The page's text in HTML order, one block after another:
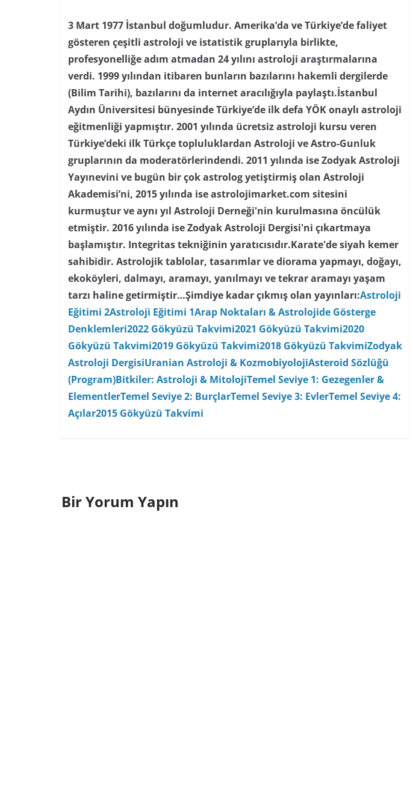
3 Mart 1977 İstanbul doğumludur. Amerika’da ve Türkiye’de faliyet
gösteren çeşitli astroloji ve istatistik gruplarıyla birlikte,
profesyonelliğe adım atmadan 24 yılını astroloji araştırmalarına
verdi. 1999 yılından itibaren bunların bazılarını hakemli dergilerde
(Bilim Tarihi), bazılarını da internet aracılığıyla paylaştı.İstanbul
Aydın Üniversitesi bünyesinde Türkiye’de ilk defa YÖK onaylı astroloji
eğitmenliği yapmıştır. 2001 yılında ücretsiz astroloji kursu veren
Türkiye’deki ilk Türkçe topluluklardan Astroloji ve Astro-Gunluk
gruplarının da moderatörlerindendi. 2011 yılında ise Zodyak Astroloji
Yayınevini ve bugün bir çok astrolog yetiştirmiş olan Astroloji
Akademisi’ni, 2015 yılında ise astrolojimarket.com sitesini
kurmuştur ve aynı yıl Astroloji Derneği'nin kurulmasına öncülük
etmiştir. 2016 yılında ise Zodyak Astroloji Dergisi'ni çıkartmaya
başlamıştır. Integritas tekniğinin yaratıcısıdır.Karate'de siyah kemer
sahibidir. Astrolojik tablolar, tasarımlar ve diorama yapmayı, doğayı,
ekoköyleri, dalmayı, aramayı, yanılmayı ve tekrar aramayı yaşam
tarzı haline getirmiştir…Şimdiye kadar çıkmış olan yayınları:Astroloji
Eğitimi 2Astroloji Eğitimi 1Arap Noktaları & Astrolojide Gösterge
Denklemleri2022 Gökyüzü Takvimi2021 Gökyüzü Takvimi2020
Gökyüzü Takvimi2019 Gökyüzü Takvimi2018 Gökyüzü TakvimiZodyak
Astroloji DergisiUranian Astroloji & KozmobiyolojiAsteroid Sözlüğü
(Program)Bitkiler: Astroloji & MitolojiTemel Seviye 1: Gezegenler &
ElementlerTemel Seviye 2: BurçlarTemel Seviye 3: EvlerTemel Seviye 4:
Açılar2015 Gökyüzü Takvimi
Bir Yorum Yapın